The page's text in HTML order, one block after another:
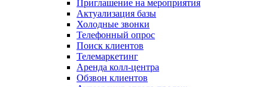
Приглашение на мероприятия
Актуализация базы
Холодные звонки
Телефонный опрос
Поиск клиентов
Телемаркетинг
Аренда колл-центра
Обзвон клиентов